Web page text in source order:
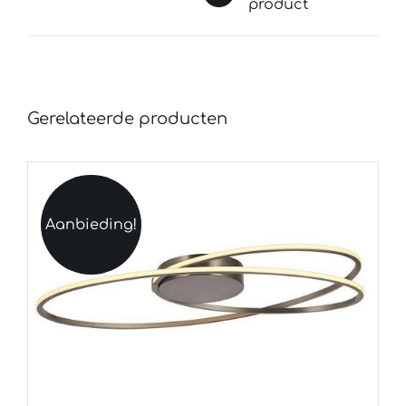
product
Gerelateerde producten
Aanbieding!